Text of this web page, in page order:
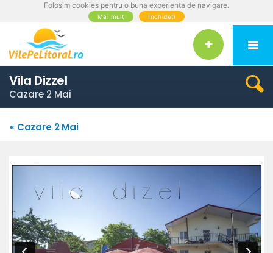
Folosim cookies pentru o buna experienta de navigare.
Mai mult Inchideti
Vila Dizzel
Cazare 2 Mai
« Cazare 2 Mai